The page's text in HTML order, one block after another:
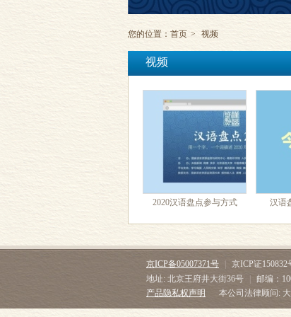
您的位置： 首页 > 视频
视频
2020汉语盘点参与方式 汉语
京ICP备05007371号 京ICP证150832
地址: 北京王府井大街36号
邮编：
产品隐私权声明
本公司法律顾问: